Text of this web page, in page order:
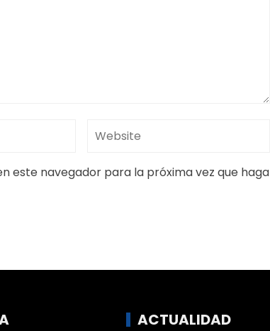
este navegador para la próxima vez que haga
ACTUALIDAD